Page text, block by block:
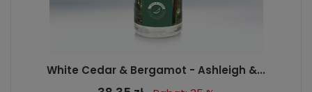
White Cedar & Bergamot - Ashleigh &...